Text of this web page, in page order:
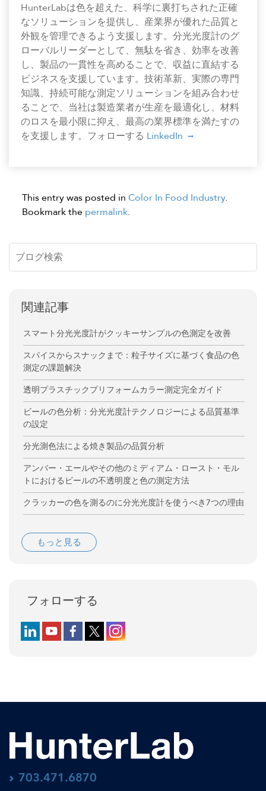
HunterLabは色を超えた、科学に裏打ちされた正確
なソリューションを提供し、産業界が優れた品質と
外観を管理できるよう支援します。分光光度計のグ
ローバルリーダーとして、無駄を省き、効率を改善
し、製品の一貫性を高めることで、収益に直結する
ビジネスを支援しています。技術革新、実際の専門
知識、持続可能な測定ソリューションを組み合わせ
ることで、当社は製造業者が生産を最適化し、材料
のロスを最小限に抑え、最高の業界標準を満たすの
を支援します。フォローする LinkedIn
This entry was posted in Color In Food Industry.
Bookmark the permalink.
関連記事
スマート分光光度計がクッキーサンプルの色測定を改善
スパイスからスナックまで：粒子サイズに基づく食品の色
測定の課題解決
透明プラスチックプリフォームカラー測定完全ガイド
ビールの色分析：分光光度計テクノロジーによる品質基準
の設定
分光測色法による焼き製品の品質分析
アンバー・エールやその他のミディアム・ロースト・モル
トにおけるビールの不透明度と色の測定方法
クラッカーの色を測るのに分光光度計を使うべき7つの理由
もっと見る
フォローする
Follow us on LinkedIn
Follow us on YouTube
Follow us on Facebook
Follow us on X (formerly Twitter)
Follow us on Instagram
703.471.6870